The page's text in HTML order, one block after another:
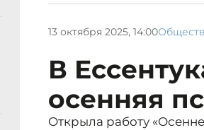
13 октября 2025, 14:00
В
осенняя
Открыла работу